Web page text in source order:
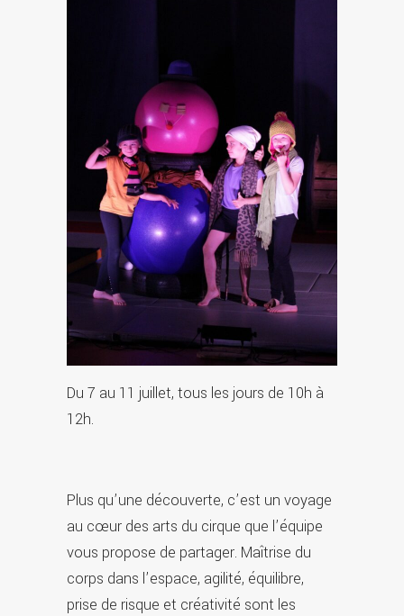
Du 7 au 11 juillet, tous les jours de 10h à
12h.
Plus qu’une découverte, c’est un voyage
au cœur des arts du cirque que l’équipe
vous propose de partager. Maîtrise du
corps dans l’espace, agilité, équilibre,
prise de risque et créativité sont les